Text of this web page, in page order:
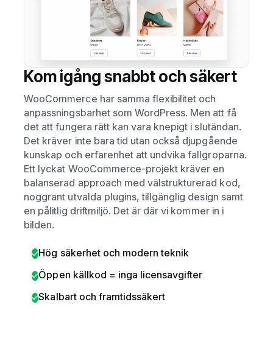
Kom igång snabbt och säkert
WooCommerce har samma flexibilitet och
anpassningsbarhet som WordPress. Men att få
det att fungera rätt kan vara knepigt i slutändan.
Det kräver inte bara tid utan också djupgående
kunskap och erfarenhet att undvika fallgroparna.
Ett lyckat WooCommerce-projekt kräver en
balanserad approach med välstrukturerad kod,
noggrant utvalda plugins, tillgänglig design samt
en pålitlig driftmiljö. Det är där vi kommer in i
bilden.
Hög säkerhet och modern teknik
Öppen källkod = inga licensavgifter
Skalbart och framtidssäkert